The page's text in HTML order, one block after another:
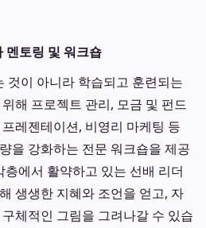
멘토링 및 워크숍
것이 아니라 학습되고 훈련되는
해 프로젝트 관리, 모금 및 펀드
레젠테이션, 비영리 마케팅 등
을 강화하는 전문 워크숍을 제공
에서 활약하고 있는 선배 리더
생생한 지혜와 조언을 얻고, 자
체적인 그림을 그려나갈 수 있습